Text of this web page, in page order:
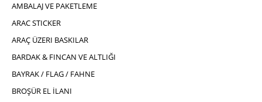
AMBALAJ VE PAKETLEME
ARAC STICKER
ARAÇ ÜZERI BASKILAR
BARDAK & FINCAN VE ALTLIĞI
BAYRAK / FLAG / FAHNE
BROŞÜR EL İLANI